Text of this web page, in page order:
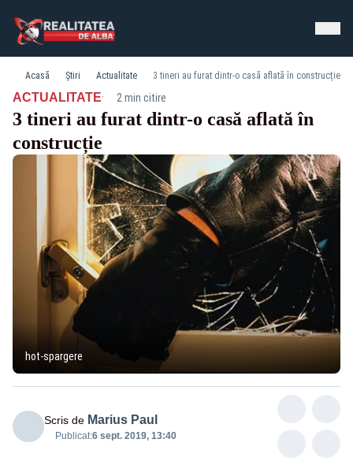
Acasă Știri Actualitate 3 tineri au furat dintr-o casă aflată în construcție
ACTUALITATE· 2 min citire
3 tineri au furat dintr-o casă aflată în
construcție
hot-spargere
Scris de Marius Paul
Publicat:6 sept. 2019, 13:40